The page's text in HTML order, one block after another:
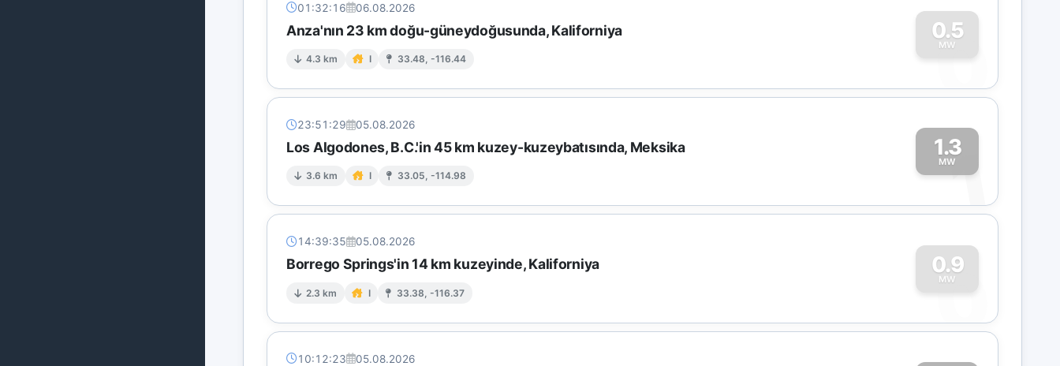
01:32:16 06.08.2026
Anza'nın 23 km doğu-güneydoğusunda, Kaliforniya
4.3 km I 33.48, -116.44
0.5
MW
0
23:51:29 05.08.2026
Los Algodones, B.C.'in 45 km kuzey-kuzeybatısında, Meksika
3.6 km I 33.05, -114.98
1.3
MW
1
14:39:35 05.08.2026
Borrego Springs'in 14 km kuzeyinde, Kaliforniya
2.3 km I 33.38, -116.37
0.9
MW
0
10:12:23 05.08.2026